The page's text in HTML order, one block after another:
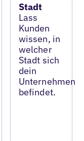
Stadt
Lass
Kunden
wissen, in
welcher
Stadt sich
dein
Unternehmen
befindet.